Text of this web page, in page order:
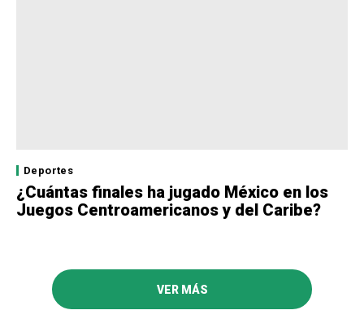
Deportes
¿Cuántas finales ha jugado México en los
Juegos Centroamericanos y del Caribe?
VER MÁS